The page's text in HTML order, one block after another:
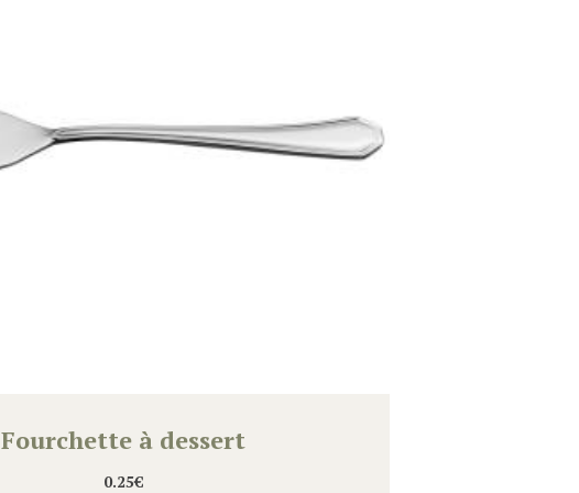
Fourchette à dessert
0.25€